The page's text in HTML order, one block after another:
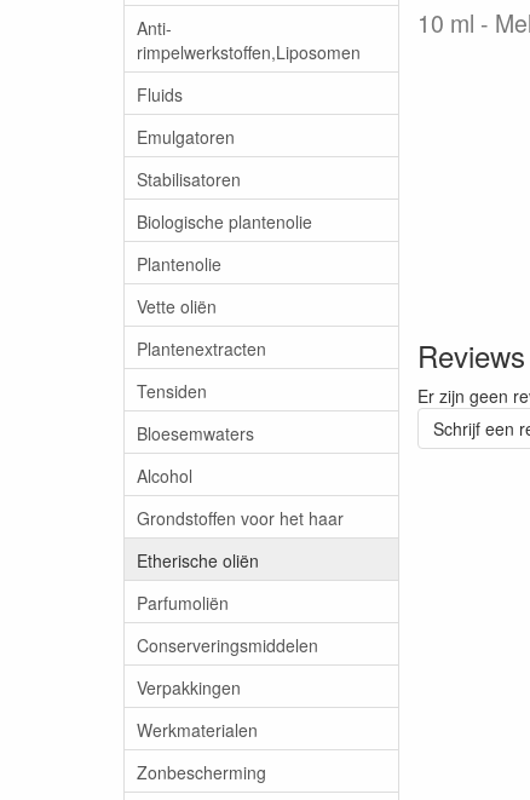
Anti-
rimpelwerkstoffen,Liposomen
Fluids
Emulgatoren
Stabilisatoren
Biologische plantenolie
Plantenolie
Vette oliën
Plantenextracten
Tensiden
Bloesemwaters
Alcohol
Grondstoffen voor het haar
Etherische oliën
Parfumoliën
Conserveringsmiddelen
Verpakkingen
Werkmaterialen
Zonbescherming
10 ml
Reviews
Er zijn geen
Schrijf een